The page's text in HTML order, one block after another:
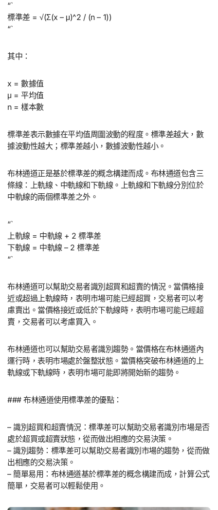
“`
標準差 = √(Σ(x – μ)^2 / (n – 1))
“`
其中：
x = 數據值
μ = 平均值
n = 樣本數
標準差表示數據在平均值周圍波動的程度。標準差越大，數
據波動性越大；標準差越小，數據波動性越小。
布林通道正是基於標準差的概念構建而成。布林通道包含三
條線：上軌線、中軌線和下軌線。上軌線和下軌線分別位於
中軌線的兩個標準差之外。
“`
上軌線 = 中軌線 + 2 標準差
下軌線 = 中軌線 – 2 標準差
“`
布林通道可以幫助交易者識別超買和超賣的情況。當價格接
近或超過上軌線時，表明市場可能已經超買，交易者可以考
慮賣出。當價格接近或低於下軌線時，表明市場可能已經超
賣，交易者可以考慮買入。
布林通道也可以幫助交易者識別趨勢。當價格在布林通道內
運行時，表明市場處於盤整狀態。當價格突破布林通道的上
軌線或下軌線時，表明市場可能即將開始新的趨勢。
### 布林通道使用標準差的優點：
– 識別超買和超賣情況：標準差可以幫助交易者識別市場是否
處於超買或超賣狀態，從而做出相應的交易決策。
– 識別趨勢：標準差可以幫助交易者識別市場的趨勢，從而做
出相應的交易決策。
– 簡單易用：布林通道基於標準差的概念構建而成，計算公式
簡單，交易者可以輕鬆使用。